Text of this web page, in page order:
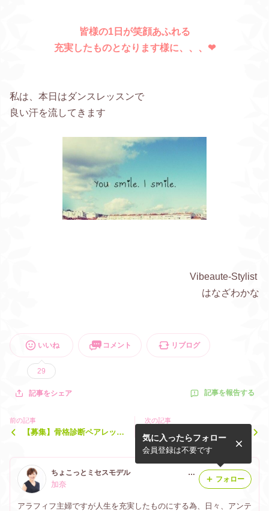
皆様の1日が笑顔あふれる
充実したものとなります様に、、、❤︎
私は、 本日はダンスレッスンで
良い汗を流してきます
Vibeaute-Stylist
はなざわかな
いいね
29
コメント リブログ
記事をシェア 記事を報告する
前の記事
【募集】骨格診断ペアレッス
次の記事
グルーデコ初体験 & メイク
レッスン打合せ
ちょこっとミセスモデル アラフィフ美まゆ&美肌生活発信
加奈
アラフィフ主婦ですが人生を充実したものにする為、日々、アンテ
気に入ったらフォロー
会員登録は不要です
フォロー